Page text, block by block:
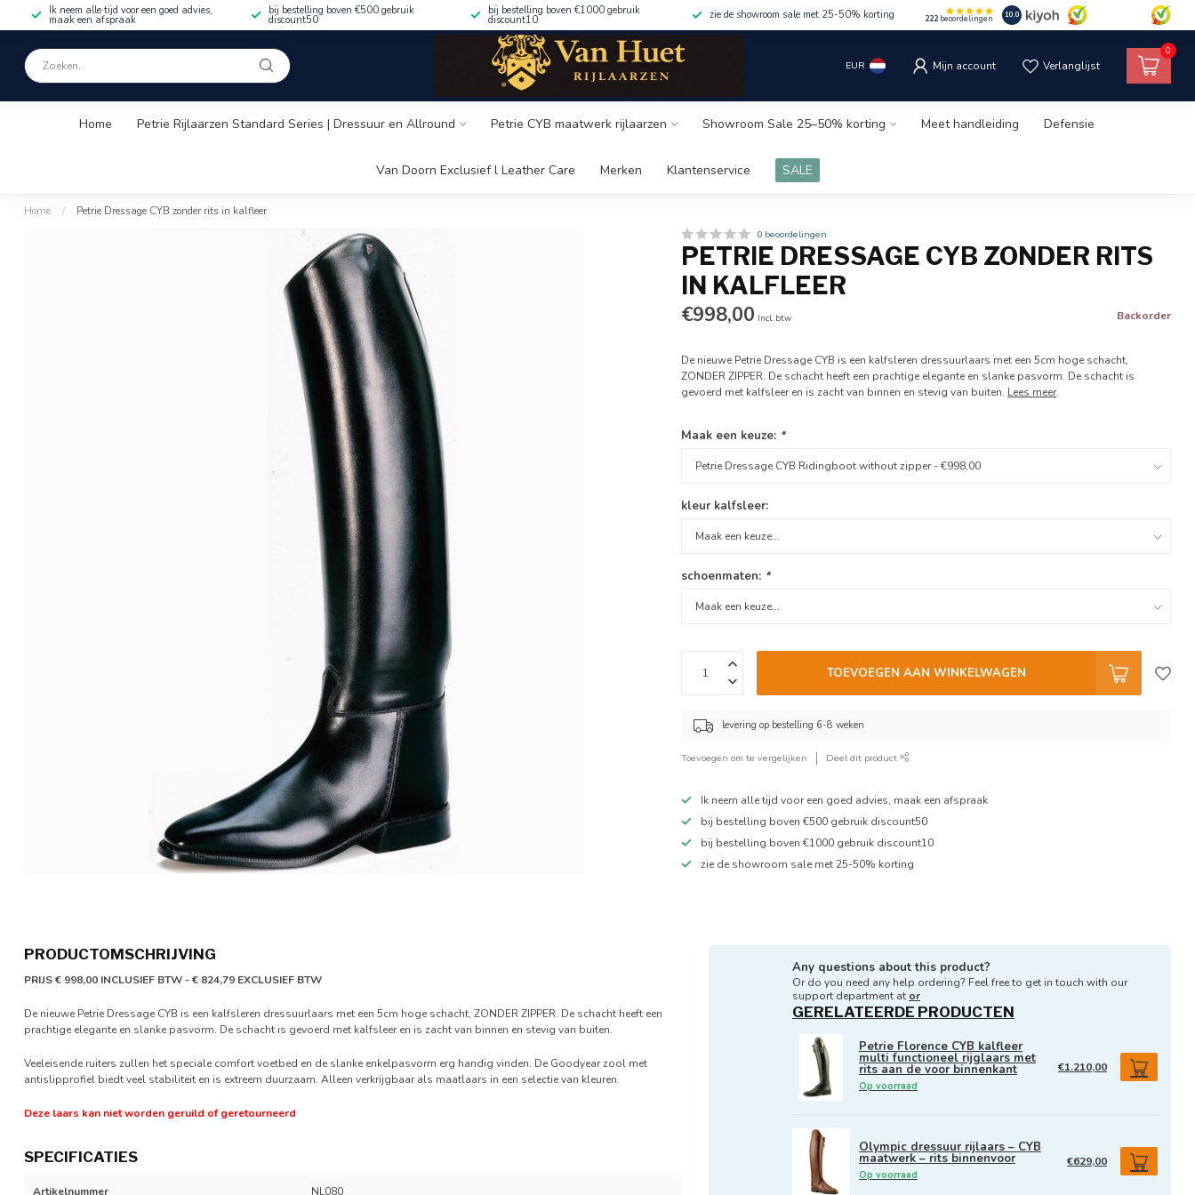
Ik neem alle tijd voor een goed advies,
maak een afspraak
bij bestelling boven €500 gebruik
discount50
bij bestelling boven €1000 gebruik
discount10 zie de showroom sale met 25-50% korting 222beoordelingen 10.0
EUR Mijn account Verlanglijst
0
Home Petrie Rijlaarzen Standard Series | Dressuur en Allround Petrie CYB maatwerk rijlaarzen Showroom Sale 25–50% korting Meet handleiding Defensie
Van Doorn Exclusief l Leather Care Merken Klantenservice SALE
Home / Petrie Dressage CYB zonder rits in kalfleer
0 beoordelingen
PETRIE DRESSAGE CYB ZONDER RITS
IN KALFLEER
€998,00 Incl. btw Backorder
De nieuwe Petrie Dressage CYB is een kalfsleren dressuurlaars met een 5cm hoge schacht,
ZONDER ZIPPER. De schacht heeft een prachtige elegante en slanke pasvorm. De schacht is
gevoerd met kalfsleer en is zacht van binnen en stevig van buiten. Lees meer.
Maak een keuze: *
kleur kalfsleer:
schoenmaten: *
TOEVOEGEN AAN WINKELWAGEN
levering op bestelling 6-8 weken
Toevoegen om te vergelijken Deel dit product
Ik neem alle tijd voor een goed advies, maak een afspraak
bij bestelling boven €500 gebruik discount50
bij bestelling boven €1000 gebruik discount10
zie de showroom sale met 25-50% korting
PRODUCTOMSCHRIJVING
PRIJS € 998,00 INCLUSIEF BTW - € 824,79 EXCLUSIEF BTW
De nieuwe Petrie Dressage CYB is een kalfsleren dressuurlaars met een 5cm hoge schacht, ZONDER ZIPPER. De schacht heeft een
prachtige elegante en slanke pasvorm. De schacht is gevoerd met kalfsleer en is zacht van binnen en stevig van buiten.
Veeleisende ruiters zullen het speciale comfort voetbed en de slanke enkelpasvorm erg handig vinden. De Goodyear zool met
antislipprofiel biedt veel stabiliteit en is extreem duurzaam. Alleen verkrijgbaar als maatlaars in een selectie van kleuren.
Deze laars kan niet worden geruild of geretourneerd
SPECIFICATIES
Artikelnummer NL080
Any questions about this product?
Or do you need any help ordering? Feel free to get in touch with our
support department at or
GERELATEERDE PRODUCTEN
Petrie Florence CYB kalfleer
multi functioneel rijglaars met
rits aan de voor binnenkant
Op voorraad
€1.210,00
Olympic dressuur rijlaars – CYB
maatwerk – rits binnenvoor
Op voorraad
€629,00